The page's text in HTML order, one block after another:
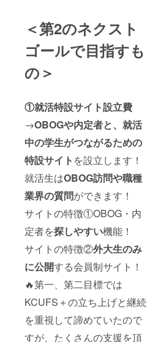
＜第2のネクスト
ゴールで目指すも
の＞
①就活特設サイト設立費
→OBOGや内定者と、就活
中の学生がつながるための
特設サイト を設立します！
就活生はOBOG訪問や職種
業界の質問ができます！
サイトの特徴①OBOG・内
定者を探しやすい機能！
サイトの特徴②外大生のみ
に公開する会員制サイト！
🔥第一、第二目標では
KCUFS＋の立ち上げと継続
を重視して諦めていたので
すが、たくさんの支援を頂